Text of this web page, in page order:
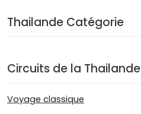
Thailande Catégorie
Circuits de la Thailande
Voyage classique